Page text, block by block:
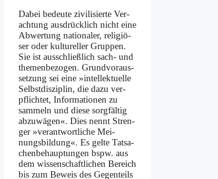
Da­bei be­deu­te zi­vi­li­sier­te Ver­
ach­tung aus­drück­lich nicht ei­ne
Ab­wer­tung na­tio­na­ler, re­li­giö­
ser oder kul­tu­rel­ler Grup­pen.
Sie ist aus­schließ­lich sach- und
the­men­be­zo­gen. Grund­vor­aus­
set­zung sei ei­ne »in­tel­lek­tu­el­le
Selbst­dis­zi­plin, die da­zu ver­
pflich­tet, In­for­ma­tio­nen zu
sam­meln und die­se sorg­fäl­tig
ab­zu­wä­gen«. Dies nennt Stren­
ger »ver­ant­wort­li­che Mei­
nungs­bil­dung«. Es gel­te Tat­sa­
chen­be­haup­tun­gen bspw. aus
dem wis­sen­schaft­li­chen Be­reich
bis zum Be­weis des Ge­gen­teils